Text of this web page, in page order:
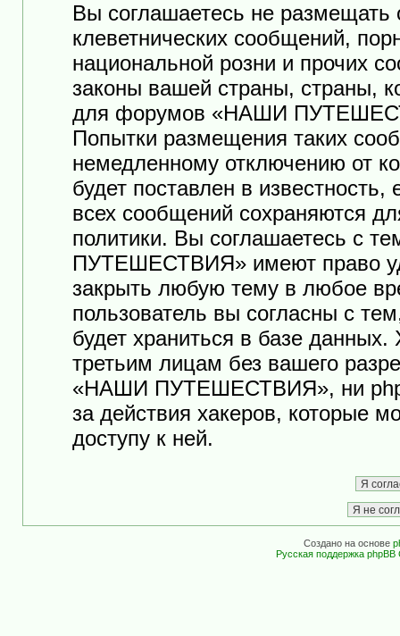
Вы соглашаетесь не
клеветнических сообщений,
национальной розни и прочих
законы вашей страны, страны,
для форумов «НАШИ
Попытки размещения таких
немедленному отключению от
будет поставлен в
всех сообщений сохраняются
политики. Вы соглашаетесь с
ПУТЕШЕСТВИЯ» имеют право
закрыть любую тему в любое
пользователь вы согласны с
будет храниться в базе
третьим лицам без вашего
«НАШИ ПУТЕШЕСТВИЯ», ни
за действия хакеров, которые
доступу к ней.
Создано на основе
Русская поддержка phpBB